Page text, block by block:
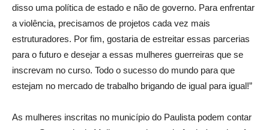
disso uma política de estado e não de governo. Para enfrentar
a violência, precisamos de projetos cada vez mais
estruturadores. Por fim, gostaria de estreitar essas parcerias
para o futuro e desejar a essas mulheres guerreiras que se
inscrevam no curso. Todo o sucesso do mundo para que
estejam no mercado de trabalho brigando de igual para igual!”
As mulheres inscritas no município do Paulista podem contar